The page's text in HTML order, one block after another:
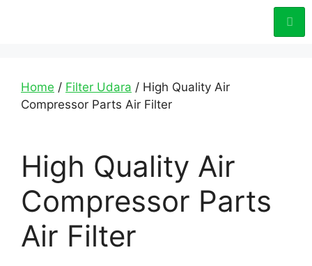
Home / Filter Udara / High Quality Air
Compressor Parts Air Filter
High Quality Air
Compressor Parts
Air Filter